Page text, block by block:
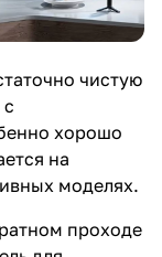
чистую
хорошо
на
моделях.
проходе